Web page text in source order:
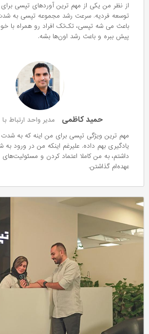
از نظر من یکی از مهم ترین آوردهای تپسی
توسعه فردیه. سرعت رشد مجموعه تپسی به
باعث می شه تپسی، تک‌تک افراد رو همراه با
پیش ببره و باعث رشد اون‌ها بشه.
حمید کاظمی
مدیر واحد ارتباط
مهم ترین ویژگی تپسی برای من اینه که به
یادگیری بهم داده. علیرغم اینکه من در ورود
داشتم، به من کاملا اعتماد کردن و
عهده‌ام گذاشتن.